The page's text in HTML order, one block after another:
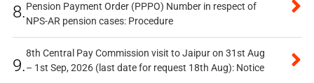
8.Pension Payment Order (PPPO) Number in respect of
NPS-AR pension cases: Procedure
9.
8th Central Pay Commission visit to Jaipur on 31st Aug
– 1st Sep, 2026 (last date for request 18th Aug): Notice